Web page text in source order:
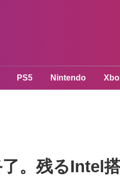
PS5 Nintendo
。残るIntel